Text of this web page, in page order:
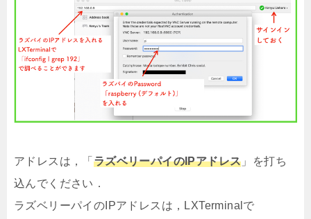
アドレスは，「 ラズベリーパイのIPアドレス 」を打ち
込んでください．
ラズベリーパイのIPアドレスは，LXTerminalで